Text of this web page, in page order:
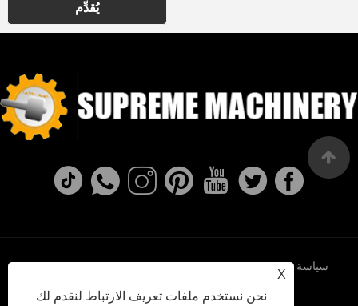
يُقدِّم
X
نحن نستخدم ملفات تعريف الارتباط لنقدم لك
Links Sitemap RSS XML سياسة